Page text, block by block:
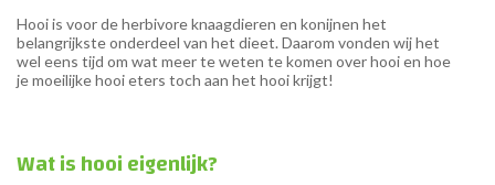
Hooi is voor de herbivore knaagdieren en konijnen het
belangrijkste onderdeel van het dieet. Daarom vonden wij het
wel eens tijd om wat meer te weten te komen over hooi en hoe
je moeilijke hooi eters toch aan het hooi krijgt!
Wat is hooi eigenlijk?